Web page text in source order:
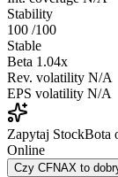
Stability
100 /100
Stable
Beta 1.04x
Rev. volatility N/A
EPS volatility N/A
Zapytaj
Online
Czy CFNAX to